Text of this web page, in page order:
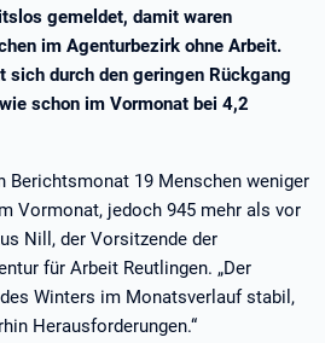
gemeldet, damit waren
im Agenturbezirk ohne Arbeit.
sich durch den geringen Rückgang
schon im Vormonat bei 4,2
Berichtsmonat 19 Menschen weniger
Vormonat, jedoch 945 mehr als vor
Nill, der Vorsitzende der
für Arbeit Reutlingen. „Der
Winters im Monatsverlauf stabil,
Herausforderungen.“